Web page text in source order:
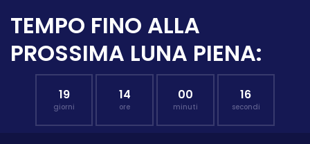
TEMPO FINO ALLA
PROSSIMA LUNA PIENA:
19
giorni
14
ore
00
minuti
15
secondi